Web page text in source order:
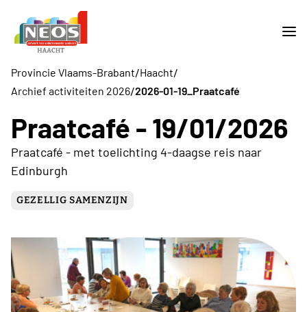
Provincie Vlaams-Brabant/Haacht/
Archief activiteiten 2026/2026-01-19_Praatcafé
Praatcafé - 19/01/2026
Praatcafé - met toelichting 4-daagse reis naar
Edinburgh
GEZELLIG SAMENZIJN